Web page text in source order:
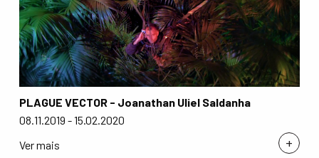
+
PLAGUE VECTOR - Joanathan Uliel Saldanha
08.11.2019 - 15.02.2020
Ver mais